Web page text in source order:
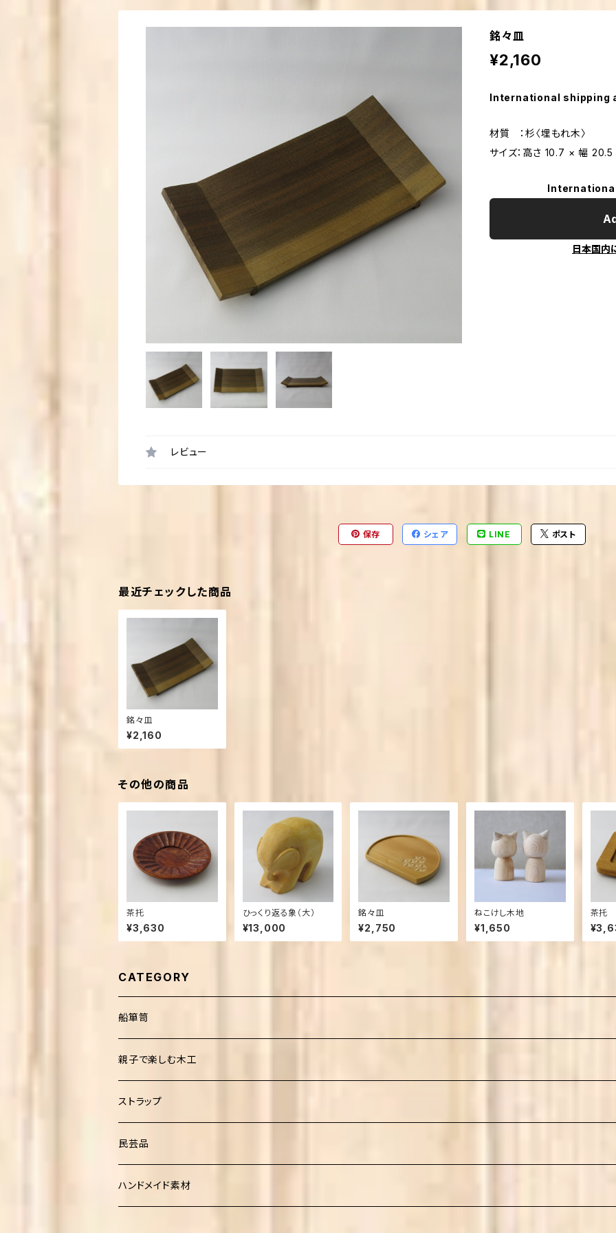
銘々皿
¥2,160
International shipping
材質 ：杉〈埋もれ木〉
サイズ：高さ 10.7 × 幅
日本国内
レビュー
保存 シェア LINE ポスト
最近チェックした商品
銘々皿
¥2,160
その他の商品
茶托
¥3,630
ひっくり返る象（大）
¥13,000
銘々皿
¥2,750
ねこけし木地
¥1,650
茶托
CATEGORY
船箪笥
親子で楽しむ木工
ストラップ
民芸品
こけし
ハンドメイド素材